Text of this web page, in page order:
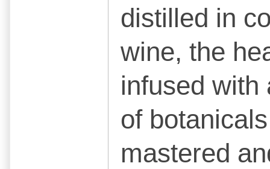
distilled in
wine, the
infused with
of
mastered